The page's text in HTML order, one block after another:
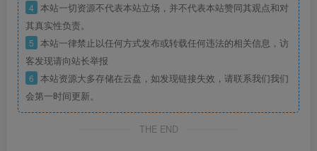
4 本站一切资源不代表本站立场，并不代表本站赞同其观点和对
其真实性负责。
5 本站一律禁止以任何方式发布或转载任何违法的相关信息，访
客发现请向站长举报
6 本站资源大多存储在云盘，如发现链接失效，请联系我们我们
会第一时间更新。
THE END